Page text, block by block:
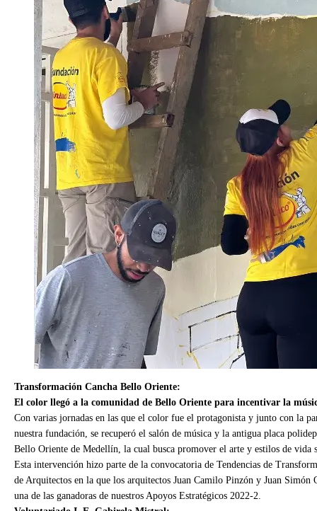
Transformación Cancha Bello Oriente:
El color llegó a la comunidad de Bello Oriente para incentivar la
Con varias jornadas en las que el color fue el protagonista y junto con la
nuestra fundación, se recuperó el salón de música y la antigua placa
Bello Oriente de Medellín, la cual busca promover el arte y estilos de vida
Esta intervención hizo parte de la convocatoria de Tendencias de
una de las ganadoras de nuestros Apoyos Estratégicos 2022-2.
Voluntariado I. E. Gabirela Mistral:
Con la ayuda de más de 60 voluntarios de Haceb, Avesa, Puro Cuero,
llenamos de color la Institución Educativa Gabriela Mistral sede Quebrada
Además, junto al artista Blanco, le dimos más vida con un gran mural que
institución, gocen de un espacio renovado.
Esta transformación se realizó en el marco del programa “Dale una mano
Norte.